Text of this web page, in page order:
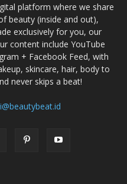
platform where we share
beauty (inside and out),
exclusively for you, our
content include YouTube
+ Facebook Feed, with
skincare, hair, body to
never skips a beat!